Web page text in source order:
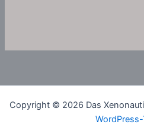
Copyright © 2026 Das